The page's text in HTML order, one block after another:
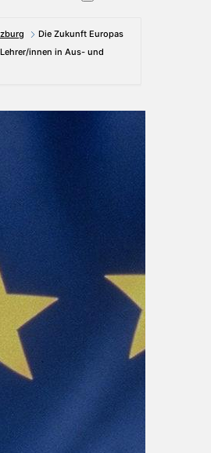
Die Zukunft Europas
innen in Aus- und